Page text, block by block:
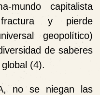
mundo capitalista
fractura y pierde
geopolítico)
de saberes
(4).
no se niegan las